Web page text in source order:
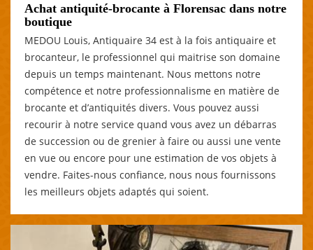
Achat antiquité-brocante à Florensac dans notre
boutique
MEDOU Louis, Antiquaire 34 est à la fois antiquaire et
brocanteur, le professionnel qui maitrise son domaine
depuis un temps maintenant. Nous mettons notre
compétence et notre professionnalisme en matière de
brocante et d’antiquités divers. Vous pouvez aussi
recourir à notre service quand vous avez un débarras
de succession ou de grenier à faire ou aussi une vente
en vue ou encore pour une estimation de vos objets à
vendre. Faites-nous confiance, nous nous fournissons
les meilleurs objets adaptés qui soient.